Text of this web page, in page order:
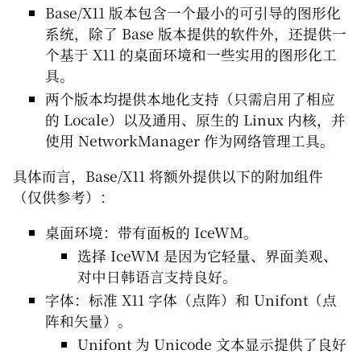
Base/X11 版本包含一个最小的可引导的图形化
系统，除了 Base 版本提供的软件外，还提供一
个基于 X11 的桌面环境和一些实用的图形化工
具。
两个版本均提供本地化支持（只需启用了相应
的 Locale）以及通用、原生的 Linux 内核，并
使用 NetworkManager 作为网络管理工具。
具体而言，Base/X11 将额外提供以下的附加组件
（仅供参考）：
桌面环境：带有面板的 IceWM。
选择 IceWM 是因为它轻量、界面美观、
对中日韩语言支持良好。
字体：标准 X11 字体（点阵）和 Unifont（点
阵和矢量）。
Unifont 为 Unicode 文本显示提供了良好